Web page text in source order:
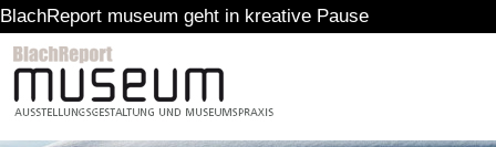
museum geht in kreative Pause